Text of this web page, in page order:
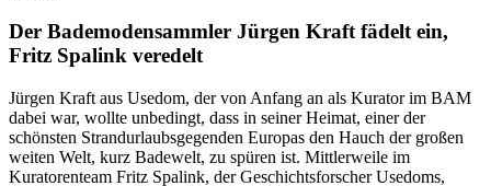
Der Bademodensammler Jürgen Kraft fädelt ein,
Fritz Spalink veredelt
Jürgen Kraft aus Usedom, der von Anfang an als Kurator im BAM
dabei war, wollte unbedingt, dass in seiner Heimat, einer der
schönsten Strandurlaubsgegenden Europas den Hauch der großen
weiten Welt, kurz Badewelt, zu spüren ist. Mittlerweile im
Kuratorenteam Fritz Spalink, der Geschichtsforscher Usedoms,